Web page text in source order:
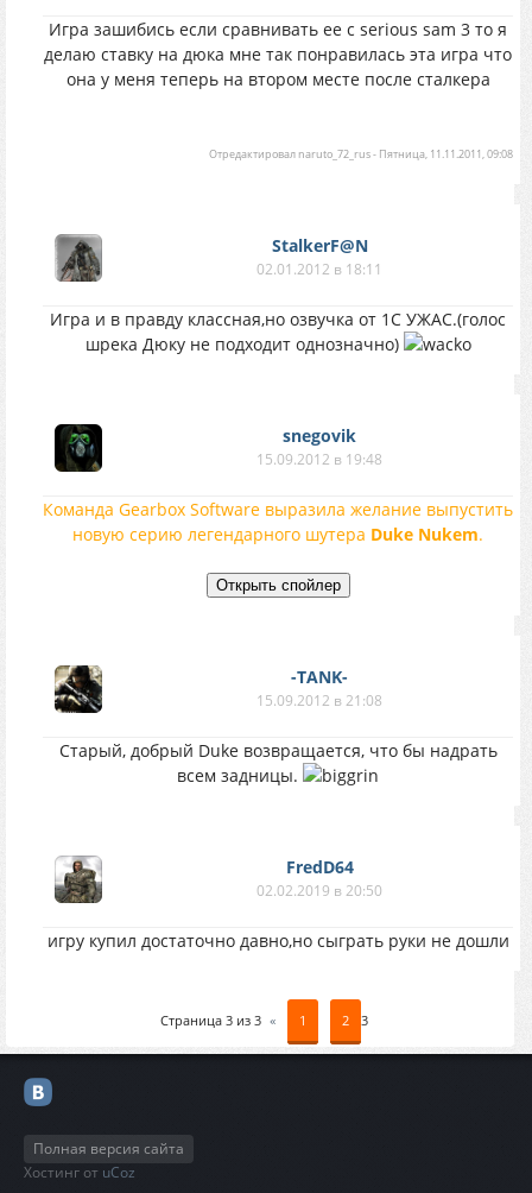
Игра зашибись если сравнивать ее с serious sam 3 то я
делаю ставку на дюка мне так понравилась эта игра что
она у меня теперь на втором месте после сталкера
Отредактировал naruto_72_rus- Пятница, 11.11.2011, 09:08
StalkerF@N
02.01.2012 в 18:11
Игра и в правду классная,но озвучка от 1С УЖАС.(голос
шрека Дюку не подходит однозначно)
snegovik
15.09.2012 в 19:48
Команда Gearbox Software выразила желание выпустить
новую серию легендарного шутера Duke Nukem.
-TANK-
15.09.2012 в 21:08
Старый, добрый Duke возвращается, что бы надрать
всем задницы.
FredD64
02.02.2019 в 20:50
игру купил достаточно давно,но сыграть руки не дошли
Страница 3 из 3 « 1 2 3
Полная версия сайта
Хостинг от uCoz